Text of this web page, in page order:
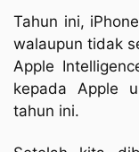
Tahun ini,
walaupun tidak
Apple
kepada Apple
tahun ini.